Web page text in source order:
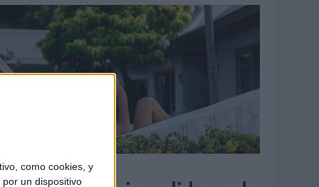
como cookies, y
un dispositivo
08/2026